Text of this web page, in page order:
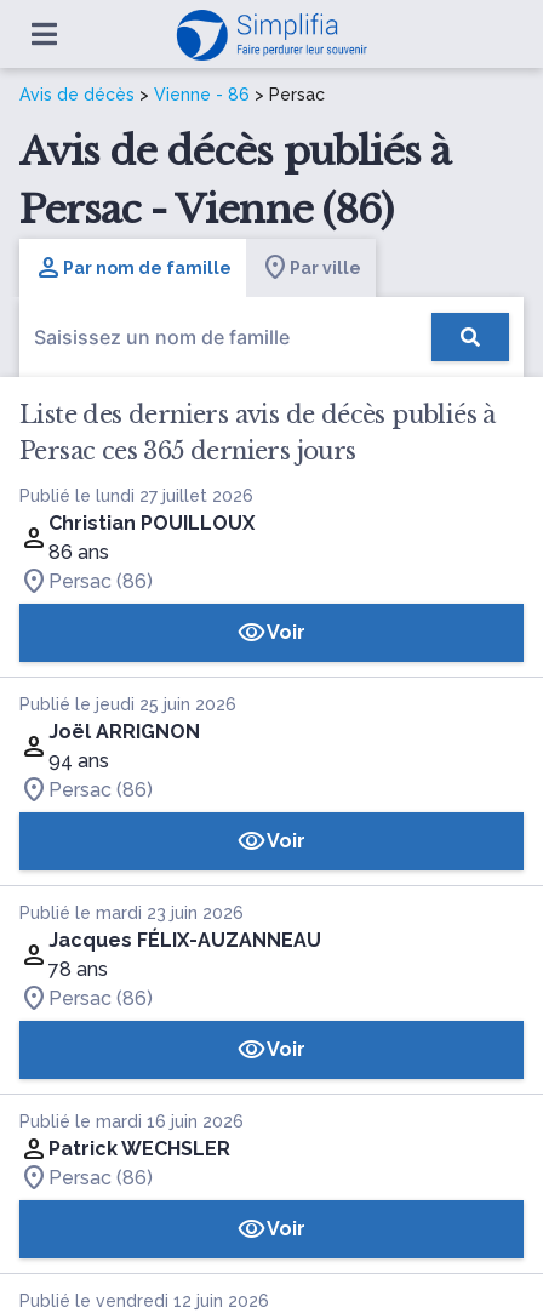
Avis de décès > Vienne - 86 > Persac
Avis de décès publiés à
Persac - Vienne (86)
Par nom de famille Par ville
Liste des derniers avis de décès publiés à
Persac ces 365 derniers jours
Publié le lundi 27 juillet 2026
Christian POUILLOUX
86 ans
Persac (86)
Voir
Publié le jeudi 25 juin 2026
Joël ARRIGNON
94 ans
Persac (86)
Voir
Publié le mardi 23 juin 2026
Jacques FÉLIX-AUZANNEAU
78 ans
Persac (86)
Voir
Publié le mardi 16 juin 2026
Patrick WECHSLER
Persac (86)
Voir
Publié le vendredi 12 juin 2026